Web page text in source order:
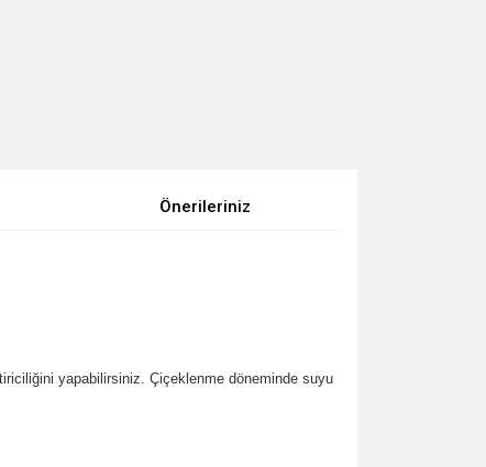
Önerileriniz
yapabilirsiniz. Çiçeklenme döneminde suyu